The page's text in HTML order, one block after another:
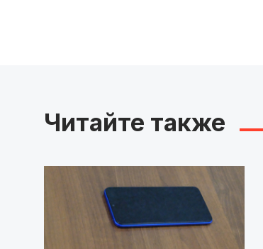
Читайте также